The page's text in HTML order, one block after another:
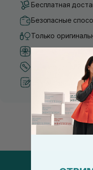
Бесплатная
Безопасные
Только
Система бонусов
Лучшие цены и
Рекомендации